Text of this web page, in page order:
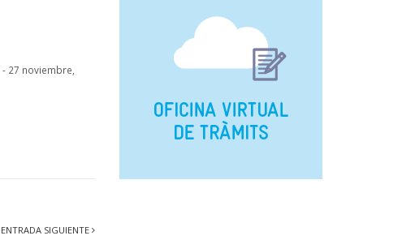
- 27 noviembre,
ENTRADA SIGUIENTE